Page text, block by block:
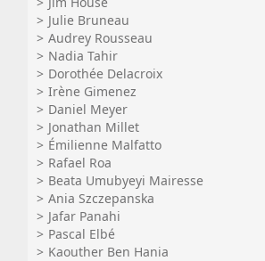
Julie Bruneau
Audrey Rousseau
Nadia Tahir
Dorothée Delacroix
Irène Gimenez
Daniel Meyer
Jonathan Millet
Émilienne Malfatto
Rafael Roa
Beata Umubyeyi Mairesse
Ania Szczepanska
Jafar Panahi
Pascal Elbé
Kaouther Ben Hania